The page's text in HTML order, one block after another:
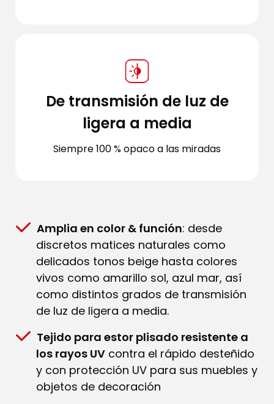
De transmisión de luz de
ligera a media
Siempre 100 % opaco a las miradas
Amplia en color & función: desde
discretos matices naturales como
delicados tonos beige hasta colores
vivos como amarillo sol, azul mar, así
como distintos grados de transmisión
de luz de ligera a media.
Tejido para estor plisado resistente a
los rayos UV contra el rápido desteñido
y con protección UV para sus muebles y
objetos de decoración